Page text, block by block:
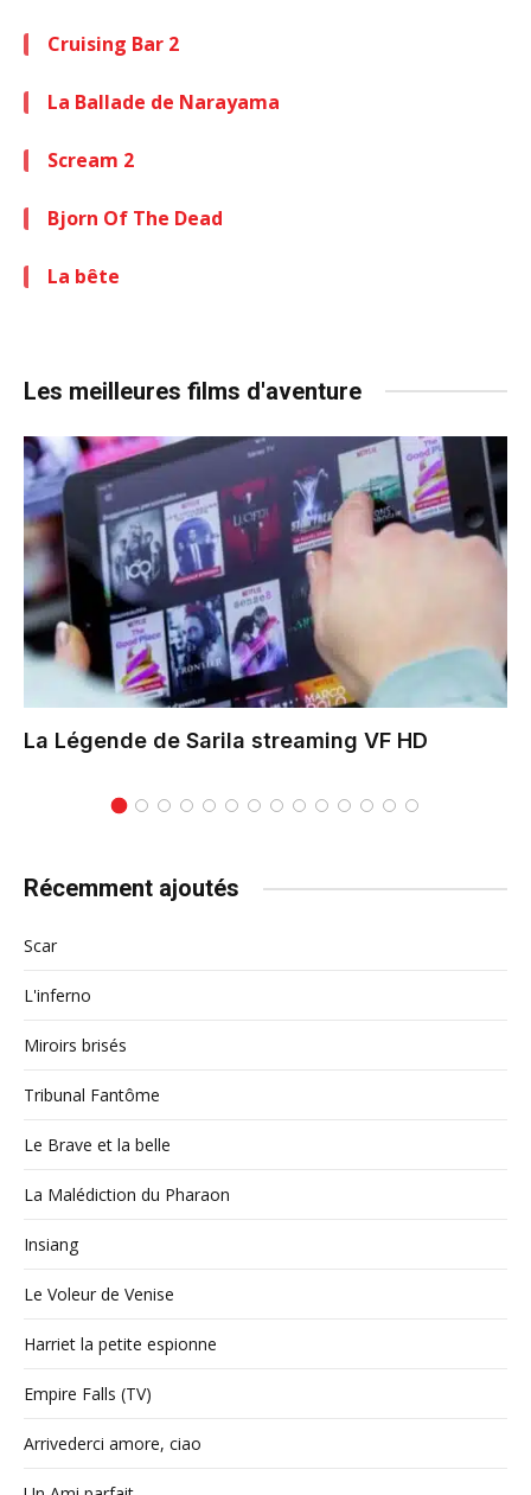
Cruising Bar 2
La Ballade de Narayama
Scream 2
Bjorn Of The Dead
La bête
Les meilleures films d'aventure
La Légende de Sarila streaming VF HD
Récemment ajoutés
Scar
L'inferno
Miroirs brisés
Tribunal Fantôme
Le Brave et la belle
La Malédiction du Pharaon
Insiang
Le Voleur de Venise
Harriet la petite espionne
Empire Falls (TV)
Arrivederci amore, ciao